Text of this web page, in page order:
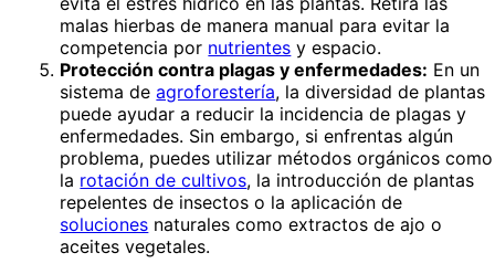
malas hierbas de manera manual para evitar la
competencia por nutrientes y espacio.
Protección contra plagas y enfermedades: En un
sistema deagroforestería, la diversidad de plantas
puede ayudar a reducir la incidencia de plagas y
enfermedades. Sin embargo, si enfrentas algún
problema, puedes utilizar métodos orgánicos como
la rotación de cultivos, la introducción de plantas
repelentes de insectos o la aplicación de
soluciones naturales como extractos de ajo o
aceites vegetales.